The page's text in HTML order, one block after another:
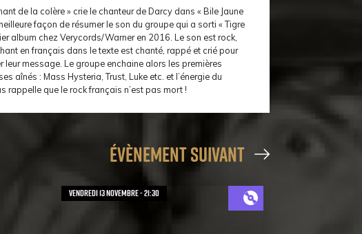
de la colère » crie le chanteur de Darcy dans « Bile Jaune
façon de résumer le son du groupe qui a sorti « Tigre
album chez Verycords/Warner en 2016. Le son est rock,
en français dans le texte est chanté, rappé et crié pour
leur message. Le groupe enchaine alors les premières
aînés : Mass Hysteria, Trust, Luke etc. et l’énergie du
rappelle que le rock français n’est pas mort !
évènement suivant
vendredi 13 novembre - 21:30